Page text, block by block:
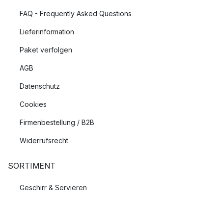
FAQ - Frequently Asked Questions
Lieferinformation
Paket verfolgen
AGB
Datenschutz
Cookies
Firmenbestellung / B2B
Widerrufsrecht
SORTIMENT
Geschirr & Servieren